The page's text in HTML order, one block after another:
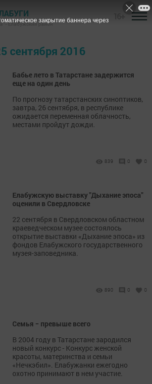
- Елабужский район
сентября 2016
Бабье лето в Татарстане задержится
еще на один день
По прогнозу татарстанских синоптиков,
завтра, 26 сентября, в республике
ожидается переменная облачность,
местами пройдут дожди.
839 0 0
Елабужскую выставку "Дыхание эпоса"
оценили в Свердловске
22 сентября в Свердловском областном
краеведческом музее состоялось
открытие выставки «Дыхание эпоса» из
фондов Елабужского государственного
музея-заповедника.
890 0 0
Семья − превыше всего
В 2004 году в Татарстане зародился
новый конкурс - Конкурс женской
красоты, материнства и семьи
«Нечкэбил». Елабужанки ежегодно
охотно принимают в нем участие.
закрытие баннера через